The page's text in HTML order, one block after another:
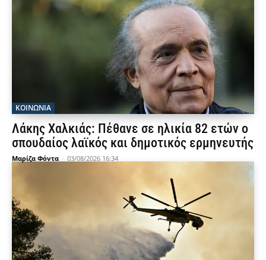
ΚΟΙΝΩΝΙΑ
Λάκης Χαλκιάς: Πέθανε σε ηλικία 82 ετών ο
σπουδαίος λαϊκός και δημοτικός ερμηνευτής
Μαρίζα Φόντα - 03/08/2026 16:34